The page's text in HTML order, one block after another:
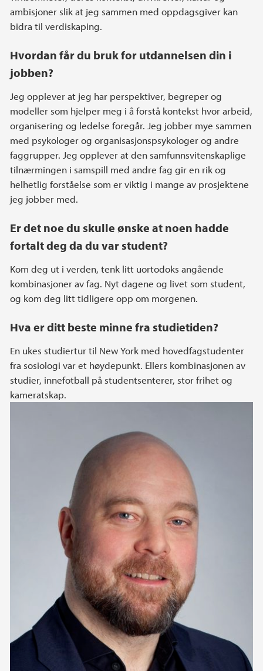
ambisjoner slik at jeg sammen med oppdagsgiver kan
bidra til verdiskaping.
Hvordan får du bruk for utdannelsen din i
jobben?
Jeg opplever at jeg har perspektiver, begreper og
modeller som hjelper meg i å forstå kontekst hvor arbeid,
organisering og ledelse foregår. Jeg jobber mye sammen
med psykologer og organisasjonspsykologer og andre
faggrupper. Jeg opplever at den samfunnsvitenskaplige
tilnærmingen i samspill med andre fag gir en rik og
helhetlig forståelse som er viktig i mange av prosjektene
jeg jobber med.
Er det noe du skulle ønske at noen hadde
fortalt deg da du var student?
Kom deg ut i verden, tenk litt uortodoks angående
kombinasjoner av fag. Nyt dagene og livet som student,
og kom deg litt tidligere opp om morgenen.
Hva er ditt beste minne fra studietiden?
En ukes studiertur til New York med hovedfagstudenter
fra sosiologi var et høydepunkt. Ellers kombinasjonen av
studier, innefotball på studentsenterer, stor frihet og
kameratskap.